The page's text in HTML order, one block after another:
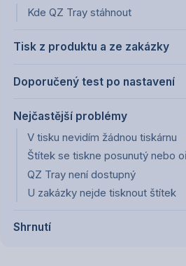
Kde QZ Tray stáhnout
Tisk z produktu a ze zakázky
Doporučený test po nastavení
Nejčastější problémy
V tisku nevidím žádnou tiskárnu
Štítek se tiskne posunutý nebo
QZ Tray není dostupný
U zakázky nejde tisknout štítek
Shrnutí